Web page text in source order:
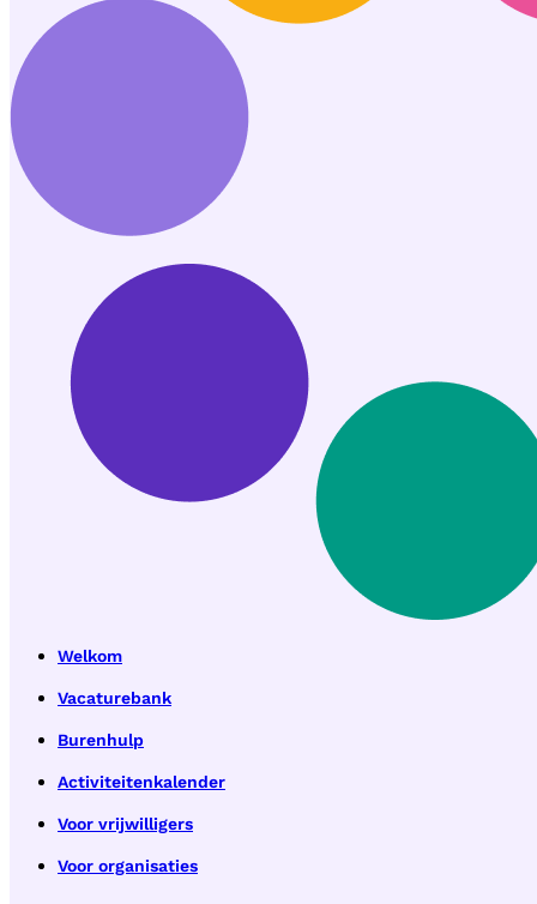
Welkom
Vacaturebank
Burenhulp
Activiteitenkalender
Voor vrijwilligers
Voor organisaties